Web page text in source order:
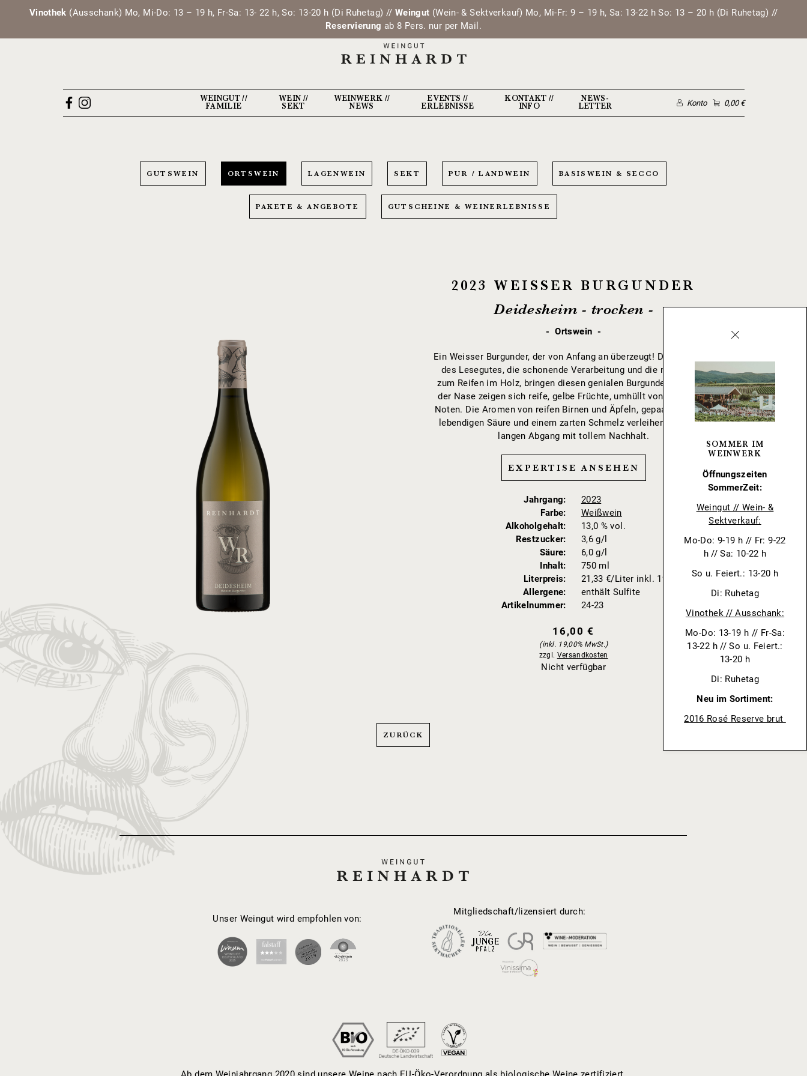
Vinothek (Ausschank) Mo, Mi-Do: 13 – 19 h, Fr-Sa: 13- 22 h, So: 13-20 h (Di Ruhetag) // Weingut (Wein- & Sektverkauf) Mo, Mi-Fr: 9 – 19 h, Sa: 13-22 h So: 13 – 20 h (Di Ruhetag) //
Reservierung ab 8 Pers. nur per Mail.
SOMMER IM
WEINWERK
Öffnungszeiten
SommerZeit:
Weingut // Wein- &
Sektverkauf:
Mo-Do: 9-19 h // Fr: 9-22
h // Sa: 10-22 h
So u. Feiert.: 13-20 h
Di: Ruhetag
Vinothek // Ausschank:
Mo-Do: 13-19 h // Fr-Sa:
13-22 h // So u. Feiert.:
13-20 h
Di: Ruhetag
Neu im Sortiment:
2016 Rosé Reserve brut
WEINGUT //
FAMILIE
WEIN //
SEKT
WEINWERK //
NEWS
EVENTS //
ERLEBNISSE
KONTAKT //
INFO
NEWS­
LETTER Konto 0,00 €
GUTSWEIN ORTSWEIN LAGENWEIN SEKT PUR / LANDWEIN BASISWEIN & SECCO
PAKETE & ANGEBOTE GUTSCHEINE & WEINERLEBNISSE
2023 WEISSER BURGUNDER
Deidesheim - trocken -
Ortswein
Ein Weisser Burgunder, der von Anfang an überzeugt! Die Selektion
des Lesegutes, die schonende Verarbeitung und die nötige Zeit
zum Reifen im Holz, bringen diesen genialen Burgunder hervor. In
der Nase zeigen sich reife, gelbe Früchte, umhüllt von mandligen
Noten. Die Aromen von reifen Birnen und Äpfeln, gepaart mit einer
lebendigen Säure und einem zarten Schmelz verleihen ihm einen
langen Abgang mit tollem Nachhalt.
EXPERTISE ANSEHEN
Jahrgang
2023
Farbe
Weißwein
Alkoholgehalt
13,0 % vol.
Restzucker
3,6 g/l
Säure
6,0 g/l
Inhalt
750 ml
Literpreis
21,33 €/Liter inkl. 19% MwSt.
Allergene
enthält Sulfite
Artikelnummer
24-23
16,00 €
inkl. 19,00% MwSt.
zzgl. Versandkosten
Nicht verfügbar
ZURÜCK
Unser Weingut wird empfohlen von:
Mitgliedschaft/lizensiert durch: